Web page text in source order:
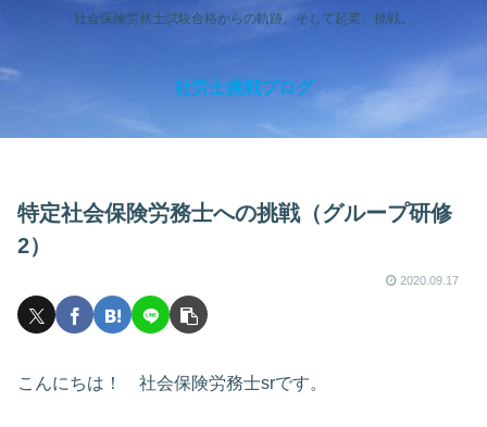
社会保険労務士試験合格からの軌跡、そして起業、挑戦。
社労士挑戦ブログ
特定社会保険労務士への挑戦（グループ研修
2）
2020.09.17
こんにちは！ 社会保険労務士srです。